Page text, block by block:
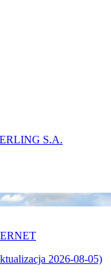
S.A.
2026-08-05)